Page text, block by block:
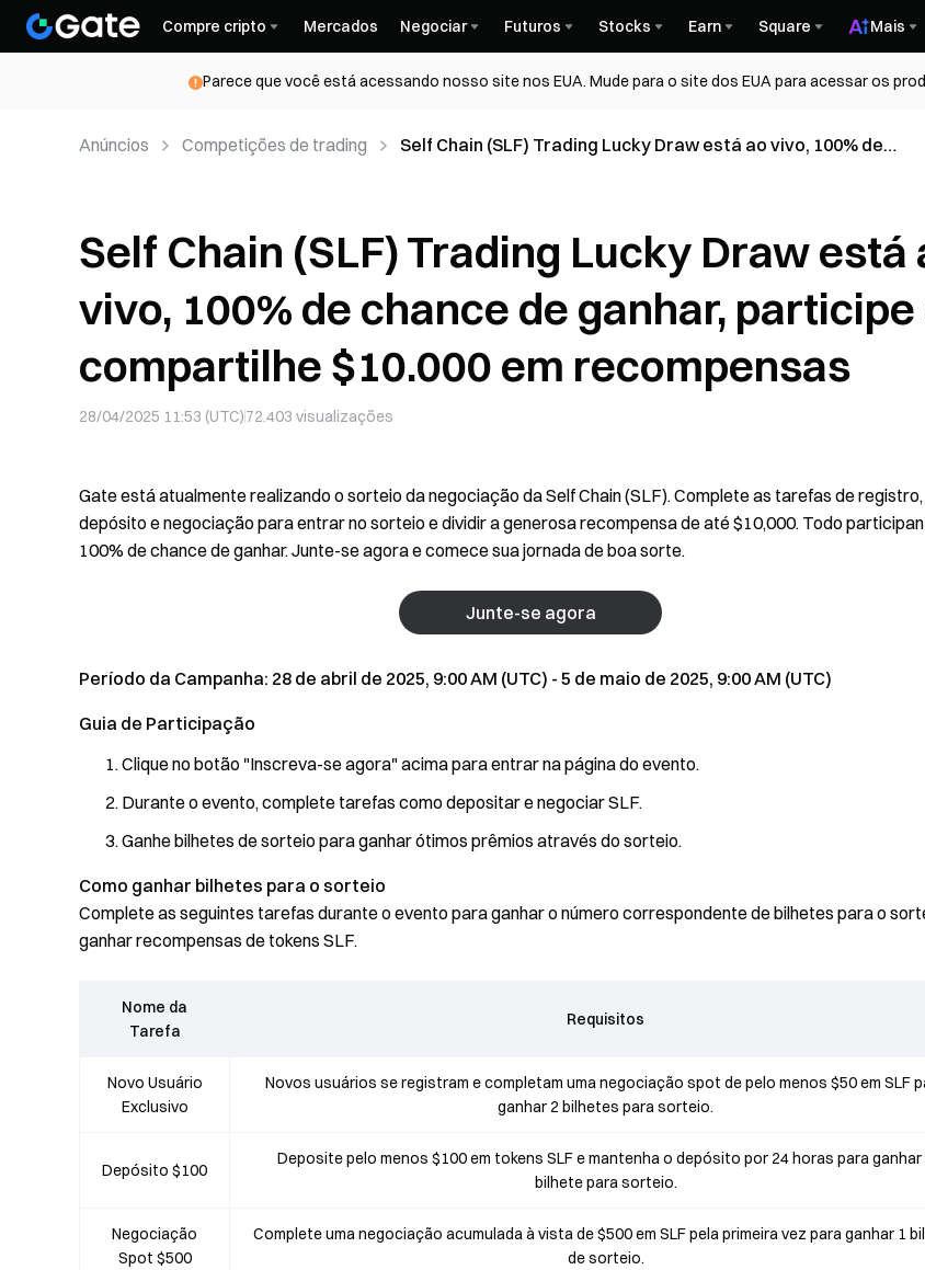
Compre cripto Mercados Negociar Futuros Stocks Earn Square Mais
Parece que você está acessando nosso site nos EUA. Mude para o site dos EUA para acessar os
Anúncios Competições de trading
Self Chain (SLF) Trading Lucky Draw está ao vivo, 100% de
Self Chain (SLF) Trading Lucky Draw está
vivo, 100% de chance de ganhar, participe
compartilhe $10.000 em recompensas
28/04/2025 11:53 (UTC)72.403 visualizações
Gate está atualmente realizando o sorteio da negociação da Self Chain (SLF). Complete as tarefas de registro,
depósito e negociação para entrar no sorteio e dividir a generosa recompensa de até $10,000. Todo
100% de chance de ganhar. Junte-se agora e comece sua jornada de boa sorte.
Junte-se agora
Período da Campanha: 28 de abril de 2025, 9:00 AM (UTC) - 5 de maio de 2025, 9:00 AM (UTC)
Guia de Participação
Clique no botão "Inscreva-se agora" acima para entrar na página do evento.
Durante o evento, complete tarefas como depositar e negociar SLF.
Ganhe bilhetes de sorteio para ganhar ótimos prêmios através do sorteio.
Como ganhar bilhetes para o sorteio
Complete as seguintes tarefas durante o evento para ganhar o número correspondente de bilhetes para o
ganhar recompensas de tokens SLF.
Nome da
Tarefa
Requisitos
Novo Usuário
Exclusivo
Novos usuários se registram e completam uma negociação spot de pelo menos $50 em SLF
ganhar 2 bilhetes para sorteio.
Depósito $100
Deposite pelo menos $100 em tokens SLF e mantenha o depósito por 24 horas para ganhar
bilhete para sorteio.
Negociação
Spot $500
Complete uma negociação acumulada à vista de $500 em SLF pela primeira vez para ganhar 1
de sorteio.